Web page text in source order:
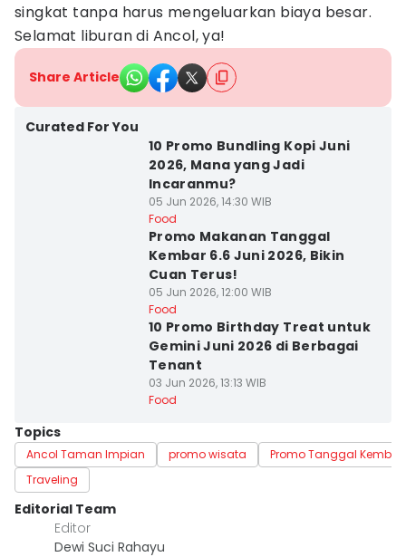
singkat tanpa harus mengeluarkan biaya besar.
Selamat liburan di Ancol, ya!
Share Article
Curated For You
10 Promo Bundling Kopi Juni
2026, Mana yang Jadi
Incaranmu?
05 Jun 2026, 14:30 WIB
Food
Promo Makanan Tanggal
Kembar 6.6 Juni 2026, Bikin
Cuan Terus!
05 Jun 2026, 12:00 WIB
Food
10 Promo Birthday Treat untuk
Gemini Juni 2026 di Berbagai
Tenant
03 Jun 2026, 13:13 WIB
Food
Topics
Ancol Taman Impian promo wisata
Promo Tanggal Kembar
Traveling
Editorial Team
Editor
Dewi Suci Rahayu